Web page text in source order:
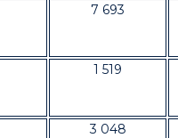
7 693
1 519
3 048